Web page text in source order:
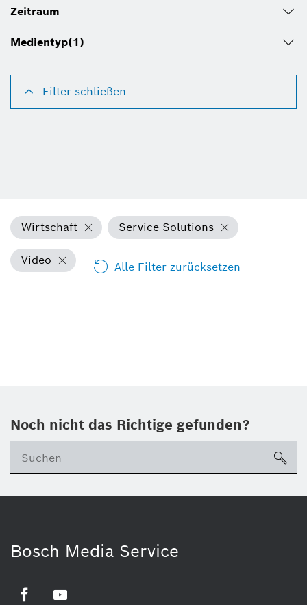
Zeitraum
Medientyp(1)
Filter schließen
Wirtschaft Service Solutions
Video Alle Filter zurücksetzen
Noch nicht das Richtige gefunden?
Bosch Media Service